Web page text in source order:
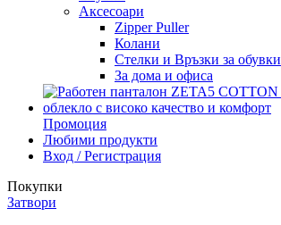
Аксесоари
Zipper Puller
Колани
Стелки и Връзки за обувки
За дома и офиса
Промоция
Любими продукти
Вход / Регистрация
Покупки
Затвори